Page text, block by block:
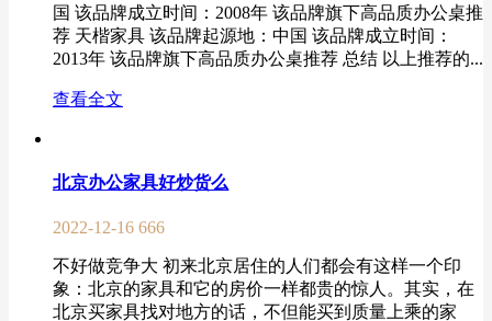
国 该品牌成立时间：2008年 该品牌旗下高品质办公桌推
荐 天楷家具 该品牌起源地：中国 该品牌成立时间：
2013年 该品牌旗下高品质办公桌推荐 总结 以上推荐的...
查看全文
北京办公家具好炒货么
2022-12-16 666
不好做竞争大 初来北京居住的人们都会有这样一个印
象：北京的家具和它的房价一样都贵的惊人。其实，在
北京买家具找对地方的话，不但能买到质量上乘的家